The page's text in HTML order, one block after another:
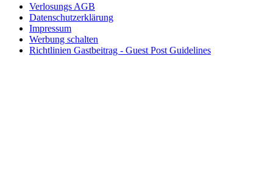
Verlosungs AGB
Datenschutzerklärung
Impressum
Werbung schalten
Richtlinien Gastbeitrag - Guest Post Guidelines